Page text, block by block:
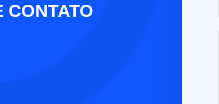
CONTATO